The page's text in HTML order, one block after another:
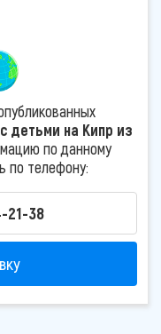
детьми на Кипр из
по данному
по телефону:
21-38